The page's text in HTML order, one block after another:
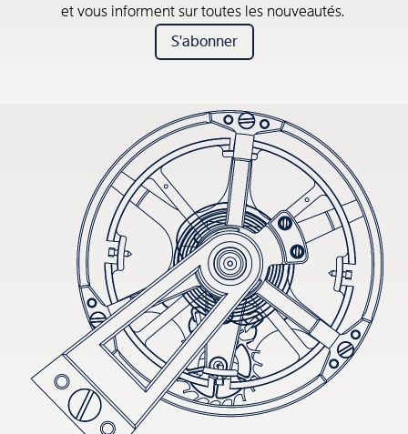
et vous informent sur toutes les nouveautés.
S'abonner